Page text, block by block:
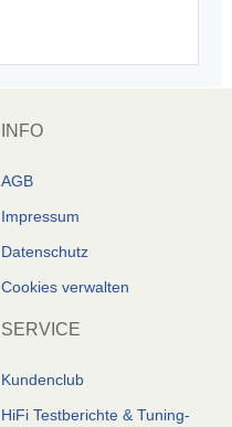
INFO
AGB
Impressum
Datenschutz
Cookies verwalten
SERVICE
Kundenclub
HiFi Testberichte & Tuning-